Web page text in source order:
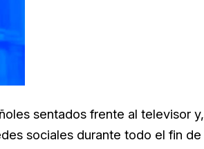
sentados frente al televisor y,
sociales durante todo el fin de